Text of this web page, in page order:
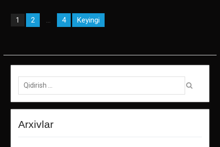
Maqolalar
bo‘yicha
1 2 4 Keyingi
Qidirish:
Arxivlar